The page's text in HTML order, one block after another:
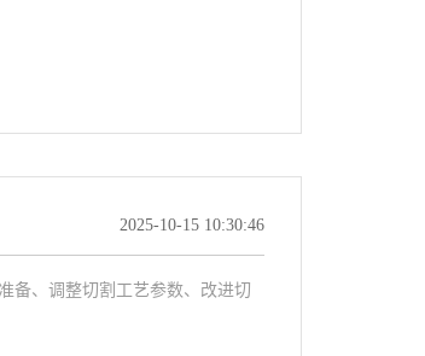
2025-10-15 10:30:46
、调整切割工艺参数、改进切